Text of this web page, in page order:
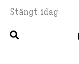
till
innehåll
Stängt idag